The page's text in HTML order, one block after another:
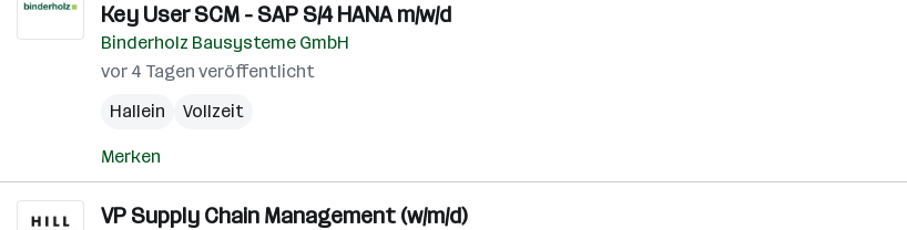
Key User SCM - SAP S/4 HANA m/w/d
Binderholz Bausysteme GmbH
vor 4 Tagen veröffentlicht
Hallein
Vollzeit
Merken
VP Supply Chain Management (w/m/d)